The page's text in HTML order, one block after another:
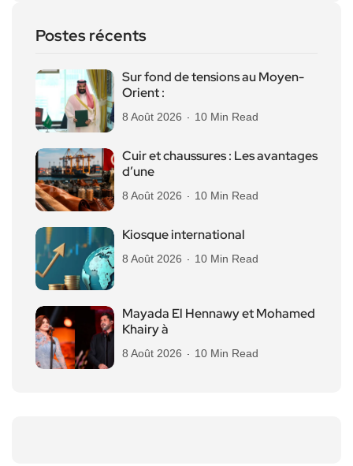
Postes récents
Sur fond de tensions au Moyen-
Orient :
8 Août 2026 10 Min Read
Cuir et chaussures : Les avantages
d’une
8 Août 2026 10 Min Read
Kiosque international
8 Août 2026 10 Min Read
Mayada El Hennawy et Mohamed
Khairy à
8 Août 2026 10 Min Read